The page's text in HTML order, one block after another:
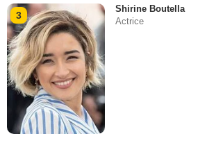
3
Shirine Boutella
Actrice